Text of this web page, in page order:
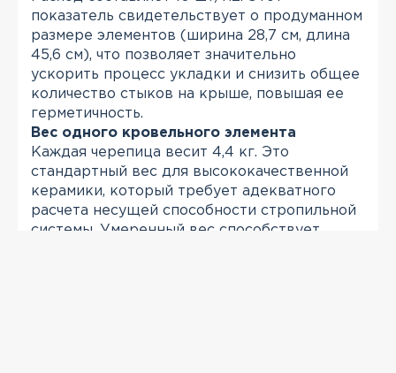
показатель свидетельствует о продуманном
размере элементов (ширина 28,7 см, длина
45,6 см), что позволяет значительно
ускорить процесс укладки и снизить общее
количество стыков на крыше, повышая ее
герметичность.
Вес одного кровельного элемента
Каждая черепица весит 4,4 кг. Это
стандартный вес для высококачественной
керамики, который требует адекватного
расчета несущей способности стропильной
системы. Умеренный вес способствует